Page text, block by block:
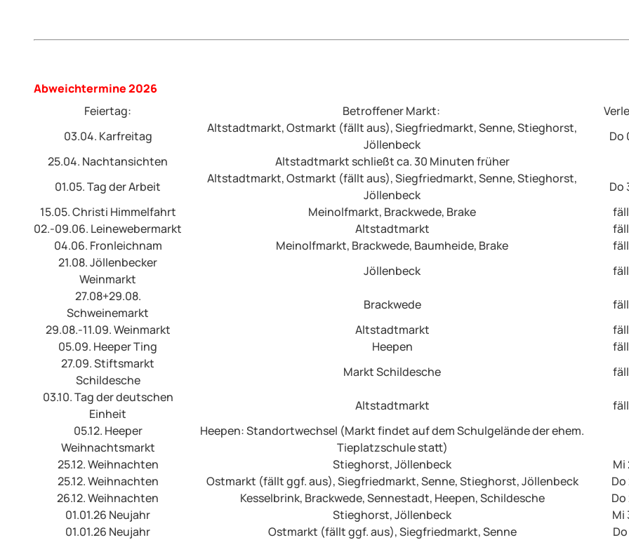
Abweichtermine 2026
Feiertag:
Betroffener Markt:
03.04. Karfreitag
Altstadtmarkt, Ostmarkt (fällt aus), Siegfriedmarkt, Senne, Stieghorst,
Jöllenbeck
Do
25.04. Nachtansichten
Altstadtmarkt schließt ca. 30 Minuten früher
01.05. Tag der Arbeit
Altstadtmarkt, Ostmarkt (fällt aus), Siegfriedmarkt, Senne, Stieghorst,
Jöllenbeck
Do
15.05. Christi Himmelfahrt
Meinolfmarkt, Brackwede, Brake
02.-09.06. Leinewebermarkt
Altstadtmarkt
04.06. Fronleichnam
Meinolfmarkt, Brackwede, Baumheide, Brake
21.08. Jöllenbecker
Weinmarkt
Jöllenbeck
27.08+29.08.
Schweinemarkt
Brackwede
29.08.-11.09. Weinmarkt
Altstadtmarkt
05.09. Heeper Ting
Heepen
27.09. Stiftsmarkt
Schildesche
Markt Schildesche
03.10. Tag der deutschen
Einheit
Altstadtmarkt
05.12. Heeper
Weihnachtsmarkt
Heepen: Standortwechsel (Markt findet auf dem Schulgelände der ehem.
Tieplatzschule statt)
25.12. Weihnachten
Stieghorst, Jöllenbeck
Mi
25.12. Weihnachten
Ostmarkt (fällt ggf. aus), Siegfriedmarkt, Senne, Stieghorst, Jöllenbeck
Do
26.12. Weihnachten
Kesselbrink, Brackwede, Sennestadt, Heepen, Schildesche
Do
01.01.26 Neujahr
Stieghorst, Jöllenbeck
Mi
01.01.26 Neujahr
Ostmarkt (fällt ggf. aus), Siegfriedmarkt, Senne
Do